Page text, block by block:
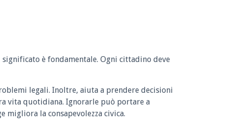
è fondamentale. Ogni cittadino deve
legali. Inoltre, aiuta a prendere decisioni
vita quotidiana. Ignorarle può portare a
migliora la consapevolezza civica.